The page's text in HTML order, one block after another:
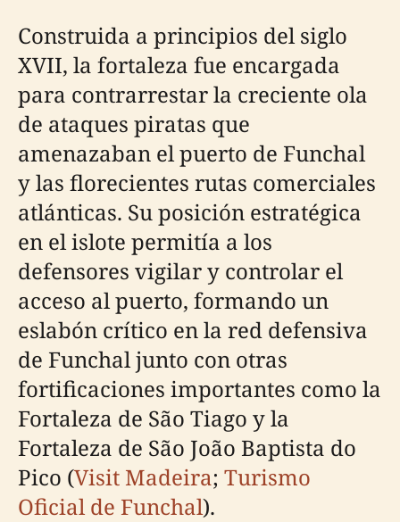
Construida a principios del siglo
XVII, la fortaleza fue encargada
para contrarrestar la creciente ola
de ataques piratas que
amenazaban el puerto de Funchal
y las florecientes rutas comerciales
atlánticas. Su posición estratégica
en el islote permitía a los
defensores vigilar y controlar el
acceso al puerto, formando un
eslabón crítico en la red defensiva
de Funchal junto con otras
fortificaciones importantes como la
Fortaleza de São Tiago y la
Fortaleza de São João Baptista do
Pico (Visit Madeira; Turismo
Oficial de Funchal).